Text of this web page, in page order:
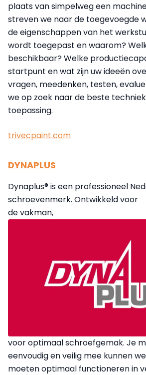
plaats van simpelweg een
streven we naar de toegevoegde
de eigenschappen van het
wordt toegepast en waarom?
beschikbaar? Welke
startpunt en wat zijn uw ideeën
vragen, meedenken, testen,
we op zoek naar de beste
toepassing.
trivecpaint.com
DYNAPLUS
Dynaplus® is een professioneel
schroevenmerk. Ontwikkeld voor
de vakman,
voor optimaal schroefgemak. Je
eenvoudig en veilig mee kunnen
moeten optimaal functioneren in